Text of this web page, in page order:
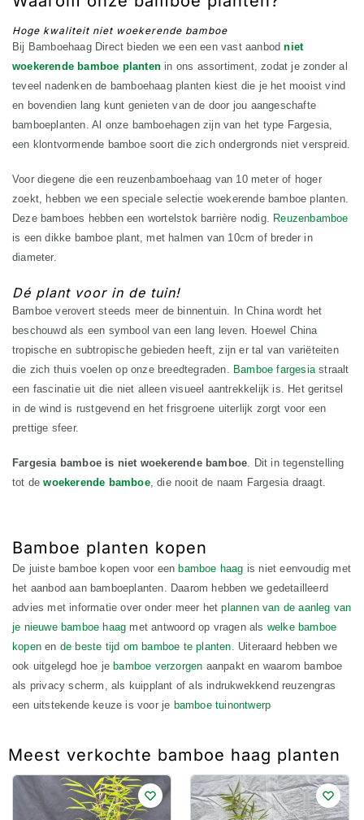
Hoge kwaliteit niet woekerende bamboe
Bij Bamboehaag Direct bieden we een een vast aanbodniet
woekerende bamboe planten in ons assortiment, zodat je zonder al
teveel nadenken de bamboehaag planten kiest die je het mooist vind
en bovendien lang kunt genieten van de door jou aangeschafte
bamboeplanten. Al onze bamboehagen zijn van het type Fargesia,
een klontvormende bamboe soort die zich ondergronds niet verspreid.
Voor diegene die een reuzenbamboehaag van 10 meter of hoger
zoekt, hebben we een speciale selectie woekerende bamboe planten.
Deze bamboes hebben een wortelstok barrière nodig. Reuzenbamboe
is een dikke bamboe plant, met halmen van 10cm of breder in
diameter.
Dé plant voor in de tuin!
Bamboe verovert steeds meer de binnentuin. In China wordt het
beschouwd als een symbool van een lang leven. Hoewel China
tropische en subtropische gebieden heeft, zijn er tal van variëteiten
die zich thuis voelen op onze breedtegraden. Bamboe fargesia straalt
een fascinatie uit die niet alleen visueel aantrekkelijk is. Het geritsel
in de wind is rustgevend en het frisgroene uiterlijk zorgt voor een
prettige sfeer.
Fargesia bamboe is niet woekerende bamboe . Dit in tegenstelling
tot dewoekerende bamboe, die nooit de naam Fargesia draagt.
Bamboe planten kopen
De juiste bamboe kopen voor een bamboe haag is niet eenvoudig met
het aanbod aan bamboeplanten. Daarom hebben we gedetailleerd
advies met informatie over onder meer hetplannen van de aanleg van
je nieuwe bamboe haag met antwoord op vragen als welke bamboe
kopen en de beste tijd om bamboe te planten. Uiteraard hebben we
ook uitgelegd hoe je bamboe verzorgen aanpakt en waarom bamboe
als privacy scherm, als kuipplant of als indrukwekkend reuzengras
een uitstekende keuze is voor je bamboe tuinontwerp
Meest verkochte bamboe haag planten